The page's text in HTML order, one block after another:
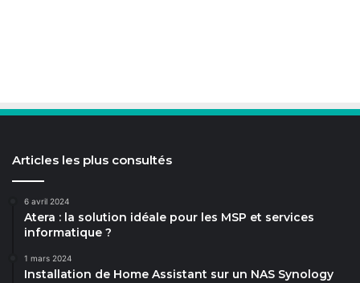
Articles les plus consultés
6 avril 2024
Atera : la solution idéale pour les MSP et services
informatique ?
1 mars 2024
Installation de Home Assistant sur un NAS Synology